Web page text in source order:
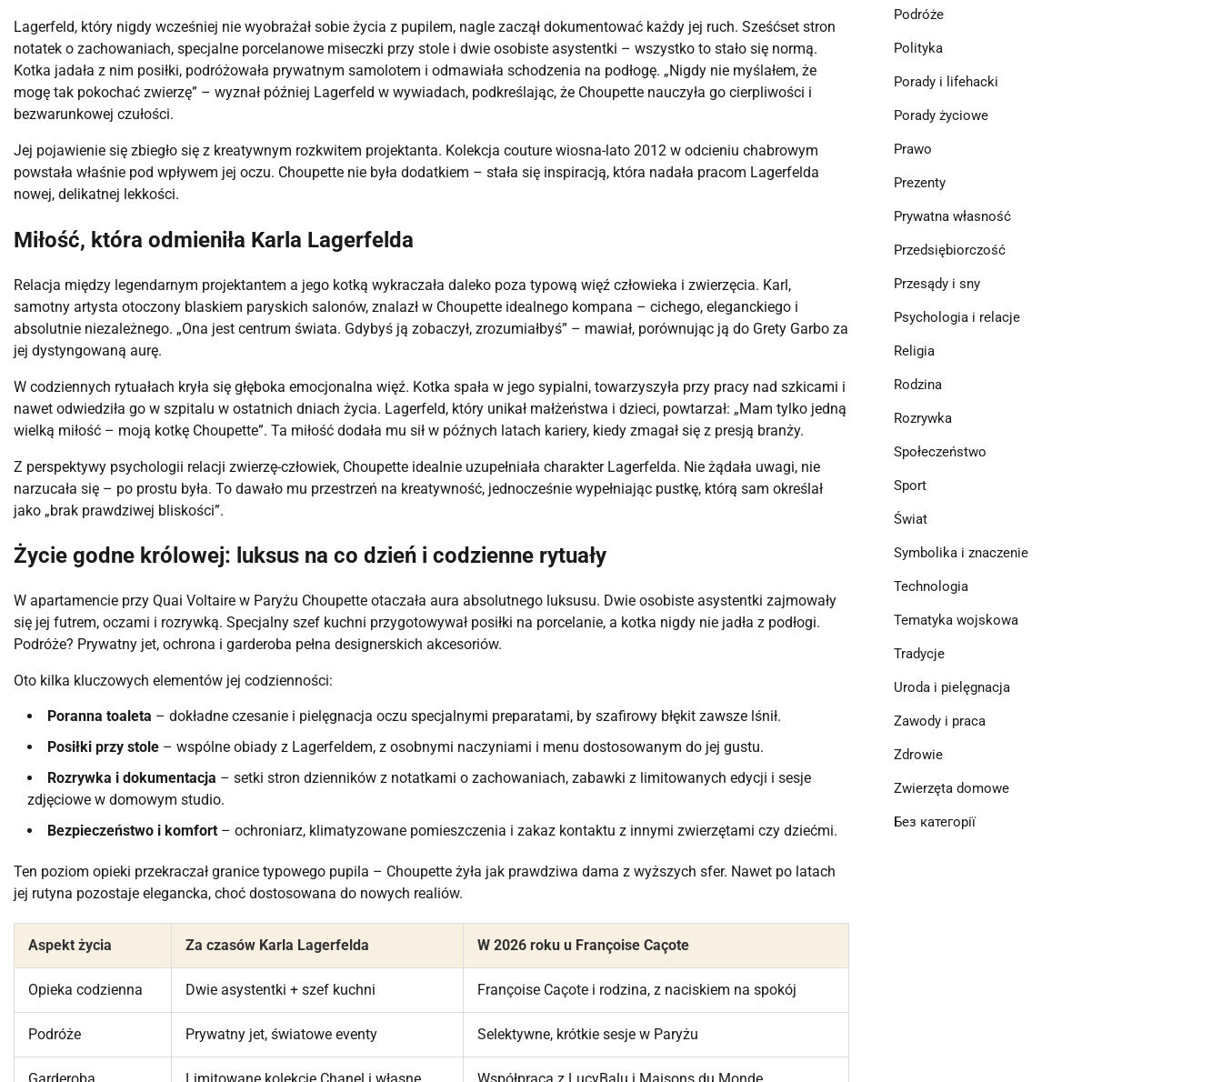
Lagerfeld, który nigdy wcześniej nie wyobrażał sobie życia z pupilem, nagle zaczął dokumentować każdy jej ruch. Sześćset stron
notatek o zachowaniach, specjalne porcelanowe miseczki przy stole i dwie osobiste asystentki – wszystko to stało się normą.
Kotka jadała z nim posiłki, podróżowała prywatnym samolotem i odmawiała schodzenia na podłogę. „Nigdy nie myślałem, że
mogę tak pokochać zwierzę” – wyznał później Lagerfeld w wywiadach, podkreślając, że Choupette nauczyła go cierpliwości i
bezwarunkowej czułości.
Jej pojawienie się zbiegło się z kreatywnym rozkwitem projektanta. Kolekcja couture wiosna-lato 2012 w odcieniu chabrowym
powstała właśnie pod wpływem jej oczu. Choupette nie była dodatkiem – stała się inspiracją, która nadała pracom Lagerfelda
nowej, delikatnej lekkości.
Miłość, która odmieniła Karla Lagerfelda
Relacja między legendarnym projektantem a jego kotką wykraczała daleko poza typową więź człowieka i zwierzęcia. Karl,
samotny artysta otoczony blaskiem paryskich salonów, znalazł w Choupette idealnego kompana – cichego, eleganckiego i
absolutnie niezależnego. „Ona jest centrum świata. Gdybyś ją zobaczył, zrozumiałbyś” – mawiał, porównując ją do Grety Garbo za
jej dystyngowaną aurę.
W codziennych rytuałach kryła się głęboka emocjonalna więź. Kotka spała w jego sypialni, towarzyszyła przy pracy nad szkicami i
nawet odwiedziła go w szpitalu w ostatnich dniach życia. Lagerfeld, który unikał małżeństwa i dzieci, powtarzał: „Mam tylko jedną
wielką miłość – moją kotkę Choupette”. Ta miłość dodała mu sił w późnych latach kariery, kiedy zmagał się z presją branży.
Z perspektywy psychologii relacji zwierzę-człowiek, Choupette idealnie uzupełniała charakter Lagerfelda. Nie żądała uwagi, nie
narzucała się – po prostu była. To dawało mu przestrzeń na kreatywność, jednocześnie wypełniając pustkę, którą sam określał
jako „brak prawdziwej bliskości”.
Życie godne królowej: luksus na co dzień i codzienne rytuały
W apartamencie przy Quai Voltaire w Paryżu Choupette otaczała aura absolutnego luksusu. Dwie osobiste asystentki zajmowały
się jej futrem, oczami i rozrywką. Specjalny szef kuchni przygotowywał posiłki na porcelanie, a kotka nigdy nie jadła z podłogi.
Podróże? Prywatny jet, ochrona i garderoba pełna designerskich akcesoriów.
Oto kilka kluczowych elementów jej codzienności:
Poranna toaleta – dokładne czesanie i pielęgnacja oczu specjalnymi preparatami, by szafirowy błękit zawsze lśnił.
Posiłki przy stole – wspólne obiady z Lagerfeldem, z osobnymi naczyniami i menu dostosowanym do jej gustu.
Rozrywka i dokumentacja – setki stron dzienników z notatkami o zachowaniach, zabawki z limitowanych edycji i sesje
zdjęciowe w domowym studio.
Bezpieczeństwo i komfort – ochroniarz, klimatyzowane pomieszczenia i zakaz kontaktu z innymi zwierzętami czy dziećmi.
Ten poziom opieki przekraczał granice typowego pupila – Choupette żyła jak prawdziwa dama z wyższych sfer. Nawet po latach
jej rutyna pozostaje elegancka, choć dostosowana do nowych realiów.
Aspekt życia Za czasów Karla Lagerfelda W 2026 roku u Françoise Caçote
Opieka codzienna Dwie asystentki + szef kuchni Françoise Caçote i rodzina, z naciskiem na spokój
Podróże Prywatny jet, światowe eventy Selektywne, krótkie sesje w Paryżu
Podróże
Polityka
Porady i lifehacki
Porady życiowe
Prawo
Prezenty
Prywatna własność
Przedsiębiorczość
Przesądy i sny
Psychologia i relacje
Religia
Rodzina
Rozrywka
Społeczeństwo
Sport
Świat
Symbolika i znaczenie
Technologia
Tematyka wojskowa
Tradycje
Uroda i pielęgnacja
Zawody i praca
Zdrowie
Zwierzęta domowe
Без категорії